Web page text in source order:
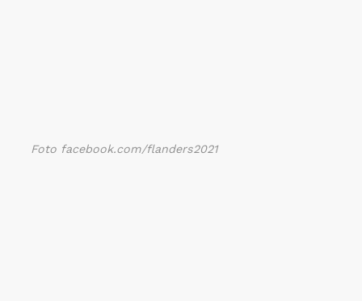
Foto facebook.com/flanders2021